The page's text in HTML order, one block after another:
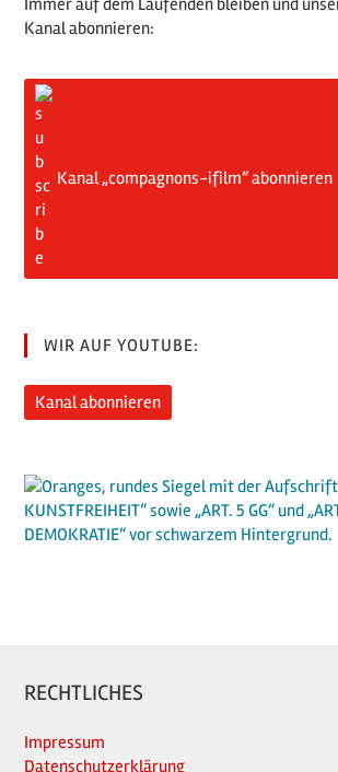
Immer auf dem Laufenden bleiben und
Kanal abonnieren:
Kanal „compagnons-ifilm“ abonnieren
WIR AUF YOUTUBE:
Kanal abonnieren
RECHTLICHES
Impressum
Datenschutzerklärung